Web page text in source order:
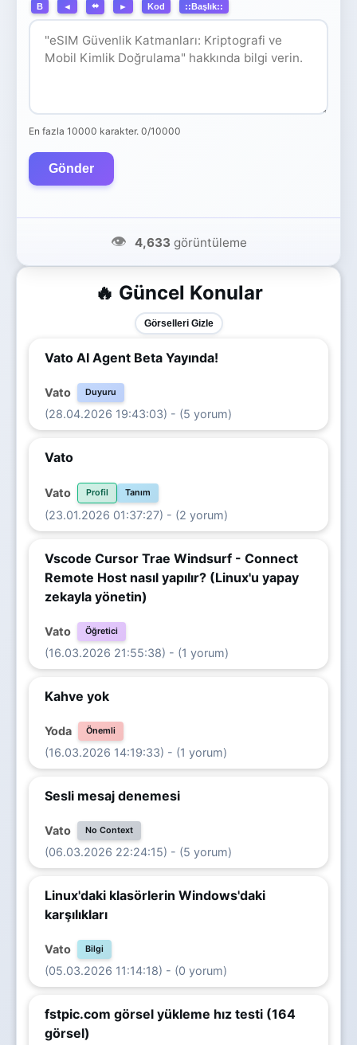
🔥 Güncel Konular
Görselleri Gizle
Vato AI Agent Beta Yayında!
Vato Duyuru
(28.04.2026 19:43:03) - (5 yorum)
Vato
Vato Profil Tanım
(23.01.2026 01:37:27) - (2 yorum)
Vscode Cursor Trae Windsurf - Connect
Remote Host nasıl yapılır? (Linux'u yapay
zekayla yönetin)
Vato Öğretici
(16.03.2026 21:55:38) - (1 yorum)
Kahve yok
Yoda Önemli
(16.03.2026 14:19:33) - (1 yorum)
Sesli mesaj denemesi
Vato No Context
(06.03.2026 22:24:15) - (5 yorum)
Linux'daki klasörlerin Windows'daki
karşılıkları
Vato Bilgi
(05.03.2026 11:14:18) - (0 yorum)
fstpic.com görsel yükleme hız testi (164
görsel)
B ◄ ⬌ ► Kod ::Başlık::
En fazla 10000 karakter. 0/10000
Gönder
👁️ 4,633 görüntüleme